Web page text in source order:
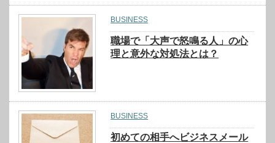
BUSINESS
職場で「大声で怒鳴る人」の心
理と意外な対処法とは？
BUSINESS
初めての相手へビジネスメール